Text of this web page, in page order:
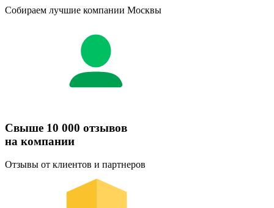
Собираем лучшие компании Москвы
Свыше 10 000 отзывов
на компании
Отзывы от клиентов и партнеров